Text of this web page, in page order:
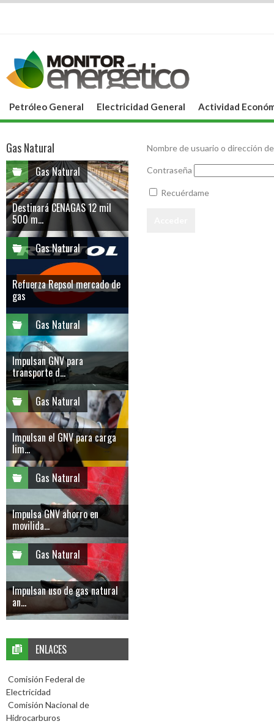
Petróleo General Electricidad General Actividad
Nombre de usuario o dirección
Contraseña
Recuérdame
Gas Natural
Gas Natural
Destinará CENAGAS 12 mil
500 m...
Gas Natural
Refuerza Repsol mercado de
gas
Gas Natural
Impulsan GNV para
transporte d...
Gas Natural
Impulsan el GNV para carga
lim...
Gas Natural
Impulsa GNV ahorro en
movilida...
Gas Natural
Impulsan uso de gas natural
an...
ENLACES
Comisión Federal de
Electricidad
Comisión Nacional de
Hidrocarburos